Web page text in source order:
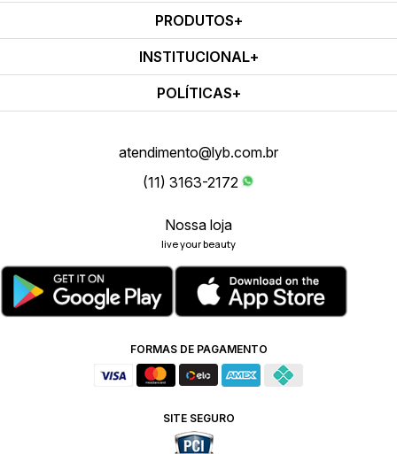
PRODUTOS
INSTITUCIONAL
POLÍTICAS
atendimento@lyb.com.br
(11) 3163-2172
Nossa loja
live your beauty
FORMAS DE PAGAMENTO
SITE SEGURO